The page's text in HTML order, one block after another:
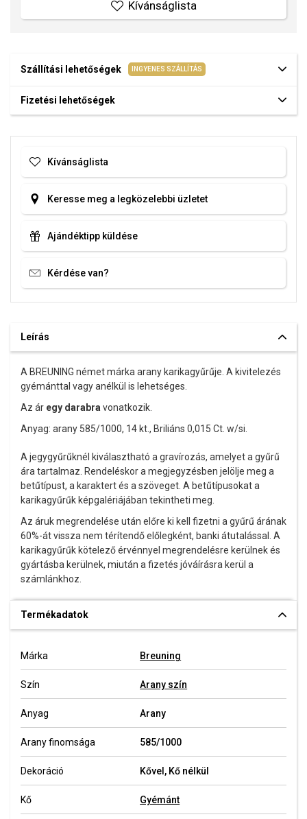
Kívánságlista
Szállítási lehetőségek INGYENES SZÁLLÍTÁS
Fizetési lehetőségek
Kívánságlista
Keresse meg a legközelebbi üzletet
Ajándéktipp küldése
Kérdése van?
Leírás
A BREUNING német márka arany karikagyűrűje. A kivitelezés
gyémánttal vagy anélkül is lehetséges.
Az ár egy darabra vonatkozik.
Anyag: arany 585/1000, 14 kt., Briliáns 0,015 Ct. w/si.
A jegygyűrűknél kiválasztható a gravírozás, amelyet a gyűrű
ára tartalmaz. Rendeléskor a megjegyzésben jelölje meg a
betűtípust, a karaktert és a szöveget. A betűtípusokat a
karikagyűrűk képgalériájában tekintheti meg.
Az áruk megrendelése után előre ki kell fizetni a gyűrű árának
60%-át vissza nem térítendő előlegként, banki átutalással. A
karikagyűrűk kötelező érvénnyel megrendelésre kerülnek és
gyártásba kerülnek, miután a fizetés jóváírásra kerül a
számlánkhoz.
Termékadatok
Márka Breuning
Szín Arany szín
Anyag Arany
Arany finomsága 585/1000
Dekoráció Kővel, Kő nélkül
Kő Gyémánt